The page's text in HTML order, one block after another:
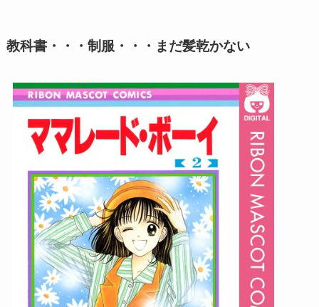
教科書・・・制服・・・まだ髪乾かない